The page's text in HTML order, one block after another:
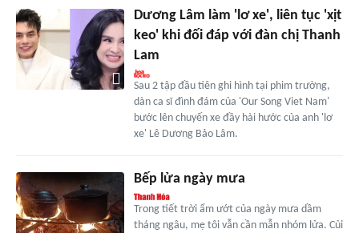
Dương Lâm làm 'lơ xe', liên tục 'xịt
keo' khi đối đáp với đàn chị Thanh
Lam
Sau 2 tập đầu tiên ghi hình tại phim trường,
dàn ca sĩ đình đám của 'Our Song Viet Nam'
bước lên chuyến xe đầy hài hước của anh 'lơ
xe' Lê Dương Bảo Lâm.
Bếp lửa ngày mưa
Trong tiết trời ẩm ướt của ngày mưa dầm
tháng ngâu, mẹ tôi vẫn cần mẫn nhóm lửa. Củi